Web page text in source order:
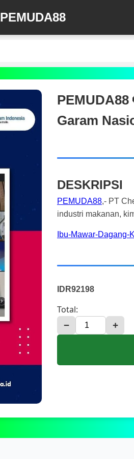
PEMUDA88
Garam
DESKRIPSI
PEMUDA88,- PT
industri makanan,
Ibu-Mawar-
IDR92198
Total:
− +